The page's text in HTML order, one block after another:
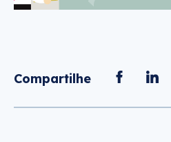
Compartilhe